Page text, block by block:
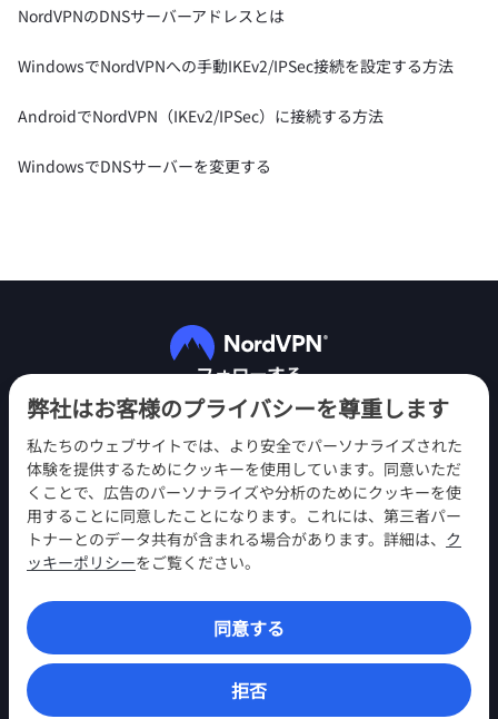
弊社はお客様のプライバシーを尊重します
私たちのウェブサイトでは、より安全でパーソナライズされた
体験を提供するためにクッキーを使用しています。同意いただ
くことで、広告のパーソナライズや分析のためにクッキーを使
用することに同意したことになります。これには、第三者パー
トナーとのデータ共有が含まれる場合があります。詳細は、 ク
ッキーポリシーをご覧ください。
同意する
拒否
NordVPNのDNSサーバーアドレスとは
WindowsでNordVPNへの手動IKEv2/IPSec接続を設定する方法
AndroidでNordVPN（IKEv2/IPSec）に接続する方法
WindowsでDNSサーバーを変更する
フォローする
NordVPN
エンゲージメント
ヘルプ
発見
VPNアプリ